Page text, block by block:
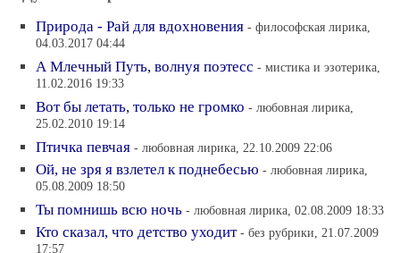
Природа - Рай для вдохновения - философская лирика,
04.03.2017 04:44
А Млечный Путь, волнуя поэтесс - мистика и эзотерика,
11.02.2016 19:33
Вот бы летать, только не громко - любовная лирика,
25.02.2010 19:14
Птичка певчая - любовная лирика, 22.10.2009 22:06
Ой, не зря я взлетел к поднебесью - любовная лирика,
05.08.2009 18:50
Ты помнишь всю ночь - любовная лирика, 02.08.2009 18:33
Кто сказал, что детство уходит - без рубрики, 21.07.2009